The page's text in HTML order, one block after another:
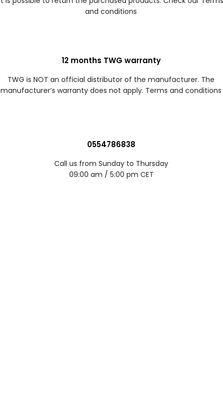
and conditions
12 months TWG warranty
TWG is NOT an official distributor of the manufacturer. The
manufacturer’s warranty does not apply. Terms and conditions
0554786838
Call us from Sunday to Thursday
09:00 am / 5:00 pm CET